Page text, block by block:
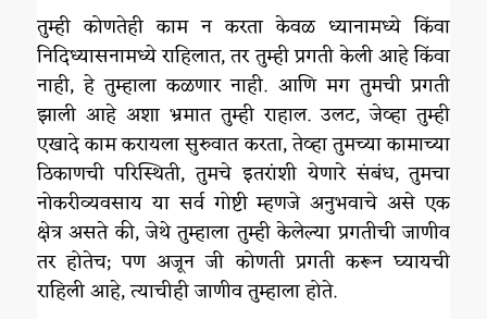
तुम्ही कोणतेही काम न करता केवळ ध्यानामध्ये किंवा
निदिध्यासनामध्ये राहिलात, तर तुम्ही प्रगती केली आहे किंवा
नाही, हे तुम्हाला कळणार नाही. आणि मग तुमची प्रगती
झाली आहे अशा भ्रमात तुम्ही राहाल. उलट, जेव्हा तुम्ही
एखादे काम करायला सुरुवात करता, तेव्हा तुमच्या कामाच्या
ठिकाणची परिस्थिती, तुमचे इतरांशी येणारे संबंध, तुमचा
नोकरीव्यवसाय या सर्व गोष्टी म्हणजे अनुभवाचे असे एक
क्षेत्र असते की, जेथे तुम्हाला तुम्ही केलेल्या प्रगतीची जाणीव
तर होतेच; पण अजून जी कोणती प्रगती करून घ्यायची
राहिली आहे, त्याचीही जाणीव तुम्हाला होते.